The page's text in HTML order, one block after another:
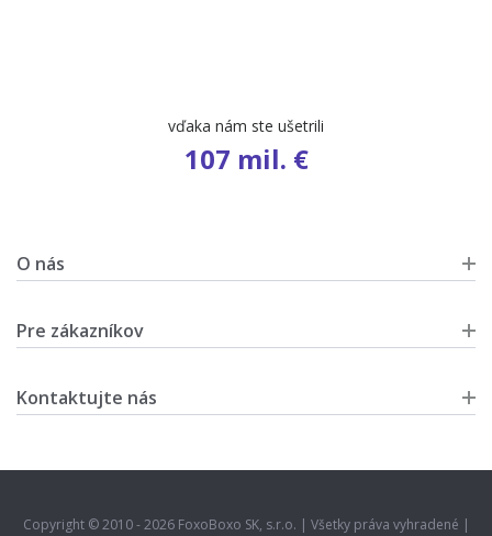
vďaka nám ste ušetrili
107 mil. €
O nás
Pre zákazníkov
Kontaktujte nás
Copyright © 2010 - 2026 FoxoBoxo SK, s.r.o. | Všetky práva vyhradené |